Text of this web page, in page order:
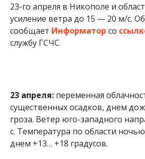
23-го апреля в Никополе и
усиление ветра до 15 — 20 м/с.
сообщает Информатор со
службу ГСЧС.
23 апреля:переменная
существенных осадков, днем
гроза. Ветер юго-западного
с. Температура по области
днем ​​+13… +18 градусов.